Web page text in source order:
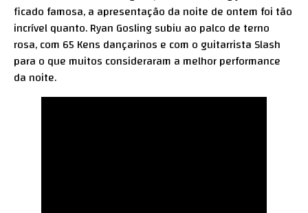
ficado famosa, a apresentação da noite de ontem foi tão
incrível quanto. Ryan Gosling subiu ao palco de terno
rosa, com 65 Kens dançarinos e com o guitarrista Slash
para o que muitos consideraram a melhor performance
da noite.